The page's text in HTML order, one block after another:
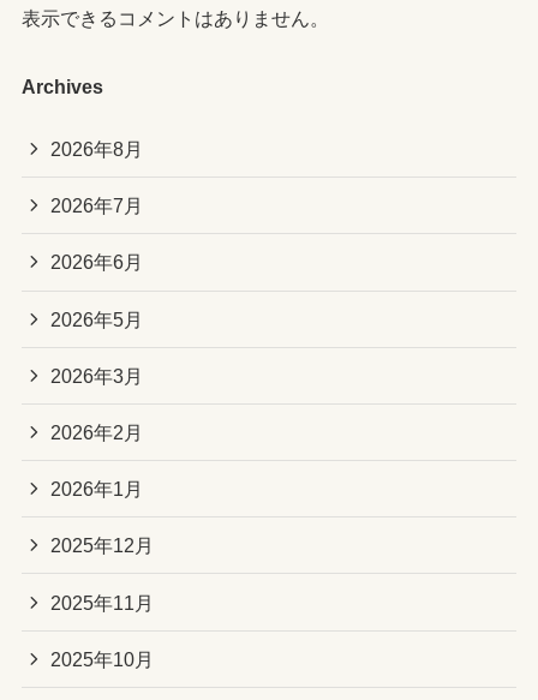
表示できるコメントはありません。
Archives
2026年8月
2026年7月
2026年6月
2026年5月
2026年3月
2026年2月
2026年1月
2025年12月
2025年11月
2025年10月